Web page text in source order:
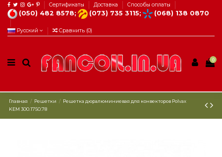
Сертификаты Доставка Способы оплаты
(050) 482 8578; (073) 735 3115; (068) 138 0870
Русский Сравнить (0)
0
Главная Решетки
Решетка дюралюминиевая для конвекторов Рolvax
KEM 300.1750.78